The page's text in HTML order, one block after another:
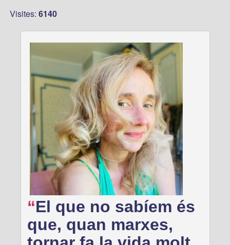
Visites: 6140
El que no sabíem és
que, quan marxes,